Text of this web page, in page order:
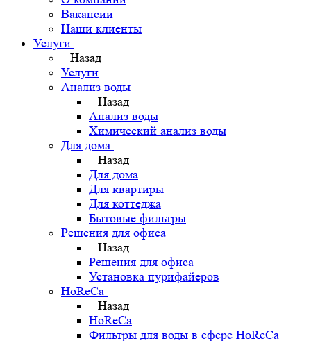
Вакансии
Наши клиенты
Услуги
Назад
Услуги
Анализ воды
Назад
Анализ воды
Химический анализ воды
Для дома
Назад
Для дома
Для квартиры
Для коттеджа
Бытовые фильтры
Решения для офиса
Назад
Решения для офиса
Установка пурифайеров
HoReCa
Назад
HoReCa
Фильтры для воды в сфере HoReCa